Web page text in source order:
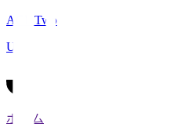
ACL Two
U-21
ホーム